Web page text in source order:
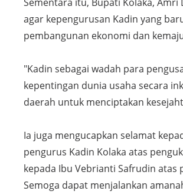
agar kepengurusan Kadin yang
pembangunan ekonomi dan
"Kadin sebagai wadah para
kepentingan dunia usaha secara
daerah untuk menciptakan
Ia juga mengucapkan selamat
pengurus Kadin Kolaka atas
kepada Ibu Vebrianti Safrudin atas
Semoga dapat menjalankan